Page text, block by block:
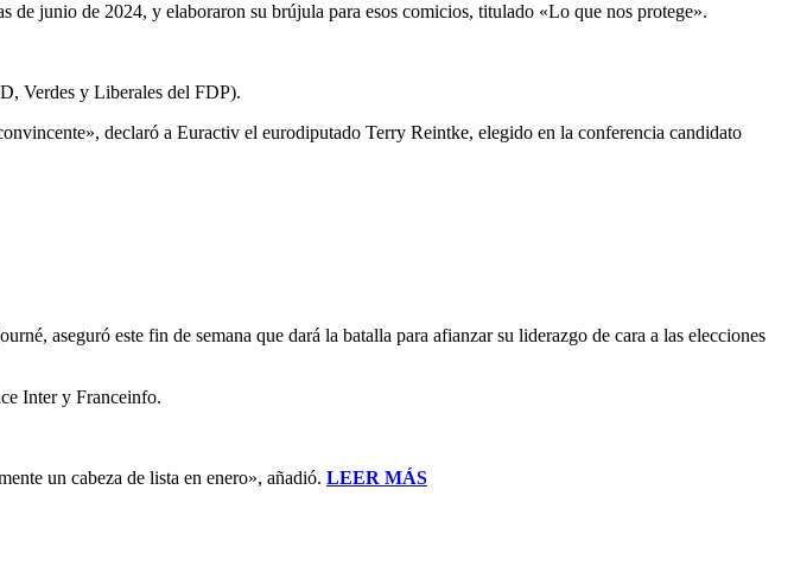
de junio de 2024, y elaboraron su brújula para esos comicios, titulado «Lo que nos protege».
Verdes y Liberales del FDP).
declaró a Euractiv el eurodiputado Terry Reintke, elegido en la conferencia candidato
aseguró este fin de semana que dará la batalla para afianzar su liderazgo de cara a las elecciones
Inter y Franceinfo.
un cabeza de lista en enero», añadió. LEER MÁS